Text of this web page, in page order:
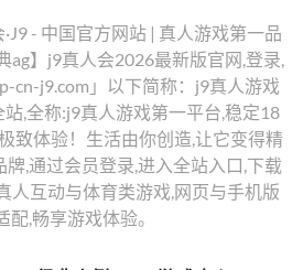
- 中国官方网站 | 真人游戏第一品
ag】j9真人会2026最新版官网,登录,
cn-j9.com」以下简称：j9真人游戏
,全称:j9真人游戏第一平台,稳定18
致体验！生活由你创造,让它变得精
,通过会员登录,进入全站入口,下载
人互动与体育类游戏,网页与手机版
配,畅享游戏体验。